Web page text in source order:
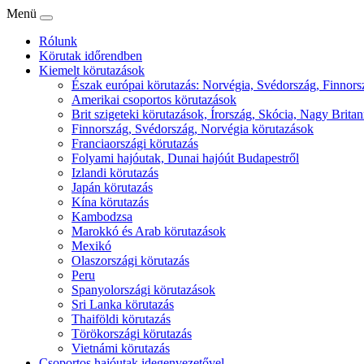
Menü
Rólunk
Körutak időrendben
Kiemelt körutazások
Észak európai körutazás: Norvégia, Svédország,
Amerikai csoportos körutazások
Brit szigeteki körutazások, Írország, Skócia, Nagy
Finnország, Svédország, Norvégia körutazások
Franciaországi körutazás
Folyami hajóutak, Dunai hajóút Budapestről
Izlandi körutazás
Japán körutazás
Kína körutazás
Kambodzsa
Marokkó és Arab körutazások
Mexikó
Olaszországi körutazás
Peru
Spanyolországi körutazások
Sri Lanka körutazás
Thaiföldi körutazás
Törökországi körutazás
Vietnámi körutazás